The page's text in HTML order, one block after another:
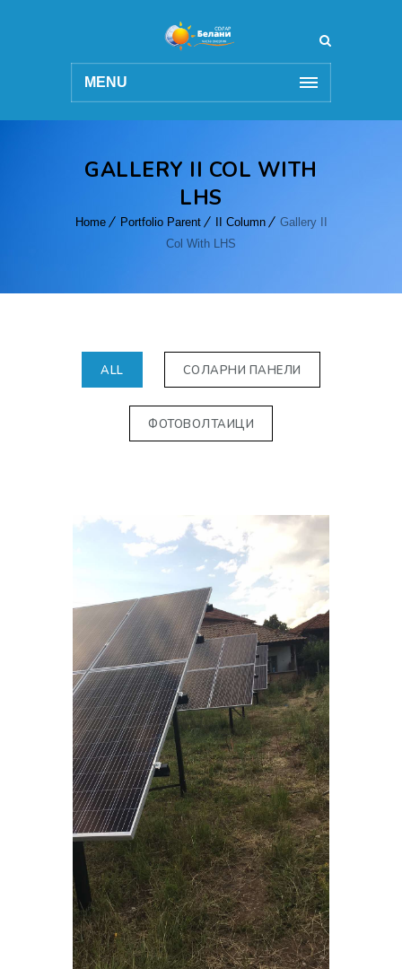
MENU
GALLERY II COL WITH
LHS
Home Portfolio Parent II Column
Gallery II
Col With LHS
ALL СОЛАРНИ ПАНЕЛИ
ФОТОВОЛТАИЦИ